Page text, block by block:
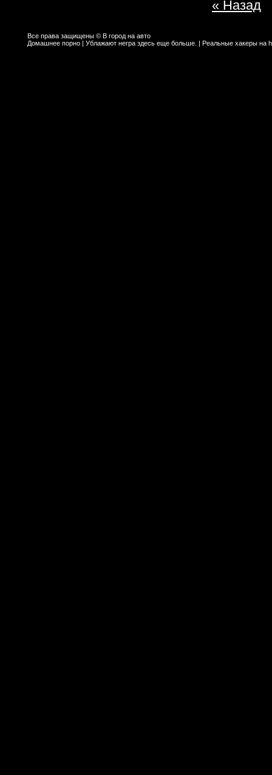
« Назад
Все права защищены © В город на авто
Домашнее порно | Ублажают негра здесь еще больше. | Реальные хакеры на